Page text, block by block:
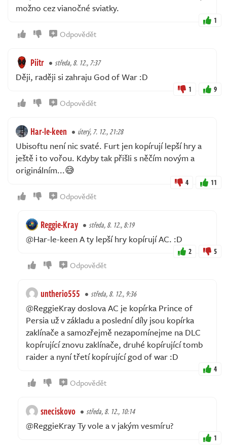
možno cez vianočné sviatky.
1
Odpovědět
Piitr středa, 8. 12., 7:37
Ději, raději si zahraju God of War :D
1 9
Odpovědět
Har-le-keen úterý, 7. 12., 21:28
Ubisoftu není nic svaté. Furt jen kopírují lepší hry a
ještě i to vořou. Kdyby tak přišli s něčím novým a
originálním...😅
4 11
Odpovědět
Reggie-Kray středa, 8. 12., 8:19
@Har-le-keen A ty lepší hry kopírují AC. :D
2 5
Odpovědět
untherio555 středa, 8. 12., 9:36
@ReggieKray doslova AC je kopírka Prince of
Persia už v základu a poslední díly jsou kopírka
zaklínače a samozřejmě nezapomínejme na DLC
kopírující znovu zaklínače, druhé kopírující tomb
raider a nyní třetí kopírující god of war :D
4
Odpovědět
sneciskovo středa, 8. 12., 10:14
@ReggieKray Ty vole a v jakým vesmíru?
1